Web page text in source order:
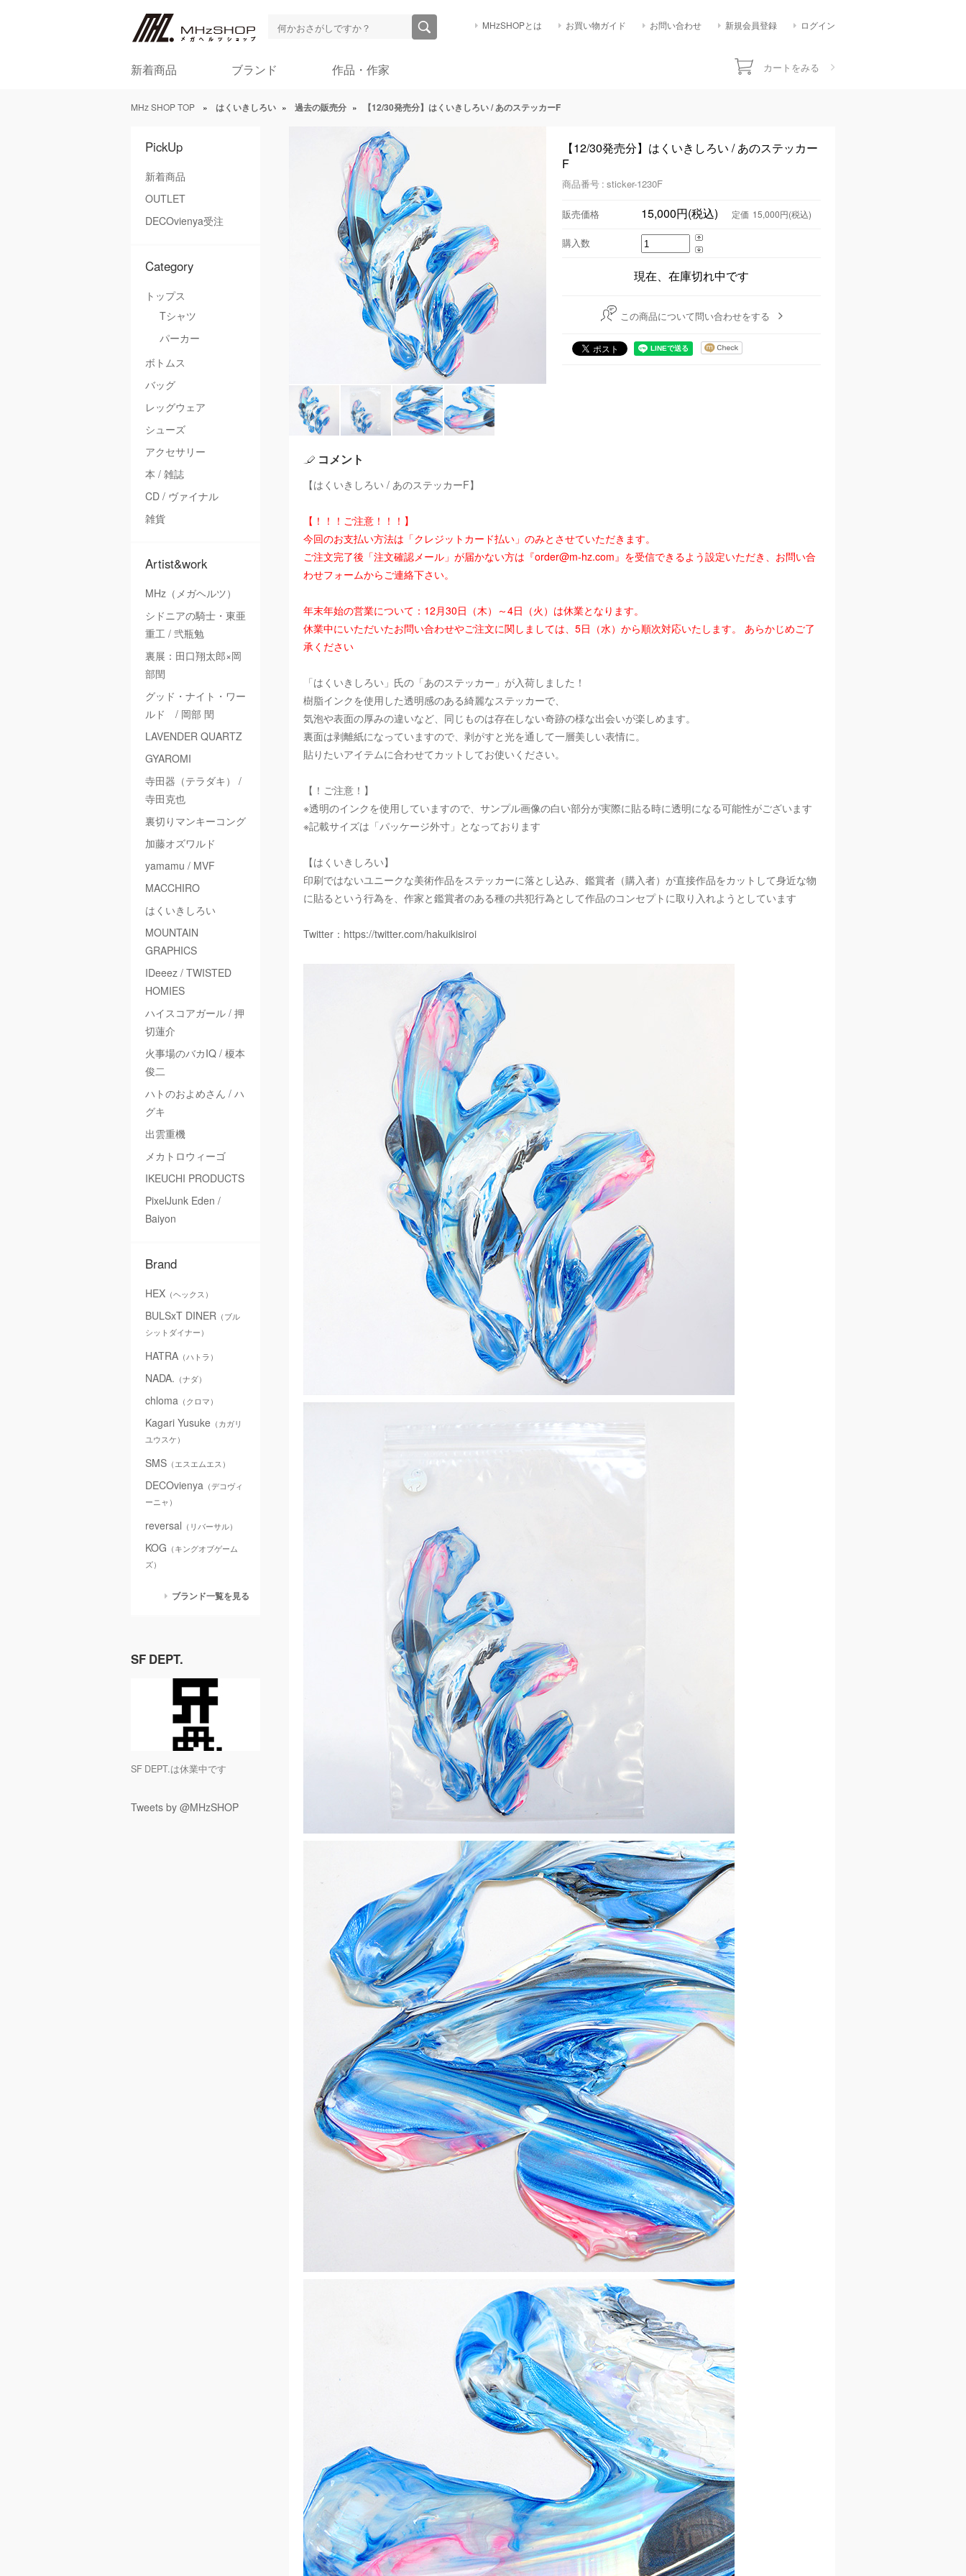
MHzSHOPとは お買い物ガイド お問い合わせ 新規会員登録 ログイン
新着商品 ブランド 作品・作家 カートをみる
MHz SHOP TOP » はくいきしろい » 過去の販売分 » 【12/30発売分】はくいきしろい / あのステッカーF
PickUp
新着商品
OUTLET
DECOvienya受注
Category
トップス
Tシャツ
パーカー
ボトムス
バッグ
レッグウェア
シューズ
アクセサリー
本 / 雑誌
CD / ヴァイナル
雑貨
Artist&work
MHz（メガヘルツ）
シドニアの騎士・東亜
重工 / 弐瓶勉
裏展：田口翔太郎×岡
部閏
グッド・ナイト・ワー
ルド / 岡部 閏
LAVENDER QUARTZ
GYAROMI
寺田器（テラダキ） /
寺田克也
裏切りマンキーコング
加藤オズワルド
yamamu / MVF
MACCHIRO
はくいきしろい
MOUNTAIN
GRAPHICS
IDeeez / TWISTED
HOMIES
ハイスコアガール / 押
切蓮介
火事場のバカIQ / 榎本
俊二
ハトのおよめさん / ハ
グキ
出雲重機
メカトロウィーゴ
IKEUCHI PRODUCTS
PixelJunk Eden /
Baiyon
Brand
HEX （ヘックス）
BULSxT DINER （ブル
シットダイナー）
HATRA （ハトラ）
NADA. （ナダ）
chloma （クロマ）
Kagari Yusuke （カガリ
ユウスケ）
SMS （エスエムエス）
DECOvienya （デコヴィ
ーニャ）
reversal （リバーサル）
KOG （キングオブゲーム
ズ）
ブランド一覧を見る
SF DEPT.
SF DEPT.は休業中です
Tweets by @MHzSHOP
【12/30発売分】はくいきしろい / あのステッカー
F
商品番号 : sticker-1230F
販売価格 15,000円(税込) 定価 15,000円(税込)
購入数
現在、在庫切れ中です
この商品について問い合わせをする
コメント
【はくいきしろい / あのステッカーF】
【！！！ご注意！！！】
今回のお支払い方法は「クレジットカード払い」のみとさせていただきます。
ご注文完了後「注文確認メール」が届かない方は『order@m-hz.com』を受信できるよう設定いただき、お問い合
わせフォームからご連絡下さい。
年末年始の営業について：12月30日（木）～4日（火）は休業となります。
休業中にいただいたお問い合わせやご注文に関しましては、5日（水）から順次対応いたします。 あらかじめご了
承ください
「はくいきしろい」氏の「あのステッカー」が入荷しました！
樹脂インクを使用した透明感のある綺麗なステッカーで、
気泡や表面の厚みの違いなど、同じものは存在しない奇跡の様な出会いが楽しめます。
裏面は剥離紙になっていますので、剥がすと光を通して一層美しい表情に。
貼りたいアイテムに合わせてカットしてお使いください。
【！ご注意！】
※透明のインクを使用していますので、サンプル画像の白い部分が実際に貼る時に透明になる可能性がございます
※記載サイズは「パッケージ外寸」となっております
【はくいきしろい】
印刷ではないユニークな美術作品をステッカーに落とし込み、鑑賞者（購入者）が直接作品をカットして身近な物
に貼るという行為を、作家と鑑賞者のある種の共犯行為として作品のコンセプトに取り入れようとしています
Twitter： https://twitter.com/hakuikisiroi